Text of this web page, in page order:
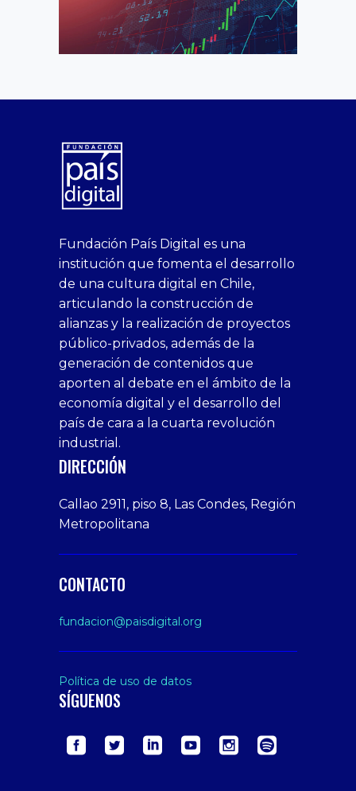
1xbet
canlı
casino
siteleri
bedava
bonus
veren
siteler
1xbet
deneme
bonusu
veren
siteleri
deneme
bonusu
Sikis
siteleri
bonusu
veren
siteler
casino
siteleri
1win
xslot
sahabet
giriş
1xbet
giriş
tarafbet
giriş
bonusu
veren
siteler
deneme
bonusu
Deneme
bonusu
veren
siteler
escort
casino
siteleri
bonusu
bahis
siteleri
Hot
Couple
xxx
homemade
porn
on
webcam
Cumshots
Tits
Free
Amateur
Porn
Xxx
Indian
Big
Butt
sex
From
Step
yenigiris.com
Giriş
bonusu
veren
siteler
deneme
bonusu
veren
siteler
Fundación País Digital es una
institución que fomenta el desarrollo
de una cultura digital en Chile,
articulando la construcción de
alianzas y la realización de proyectos
público-privados, además de la
generación de contenidos que
aporten al debate en el ámbito de la
economía digital y el desarrollo del
país de cara a la cuarta revolución
industrial.
DIRECCIÓN
Callao 2911, piso 8, Las Condes, Región
Metropolitana
CONTACTO
fundacion@paisdigital.org
Política de uso de datos
SÍGUENOS